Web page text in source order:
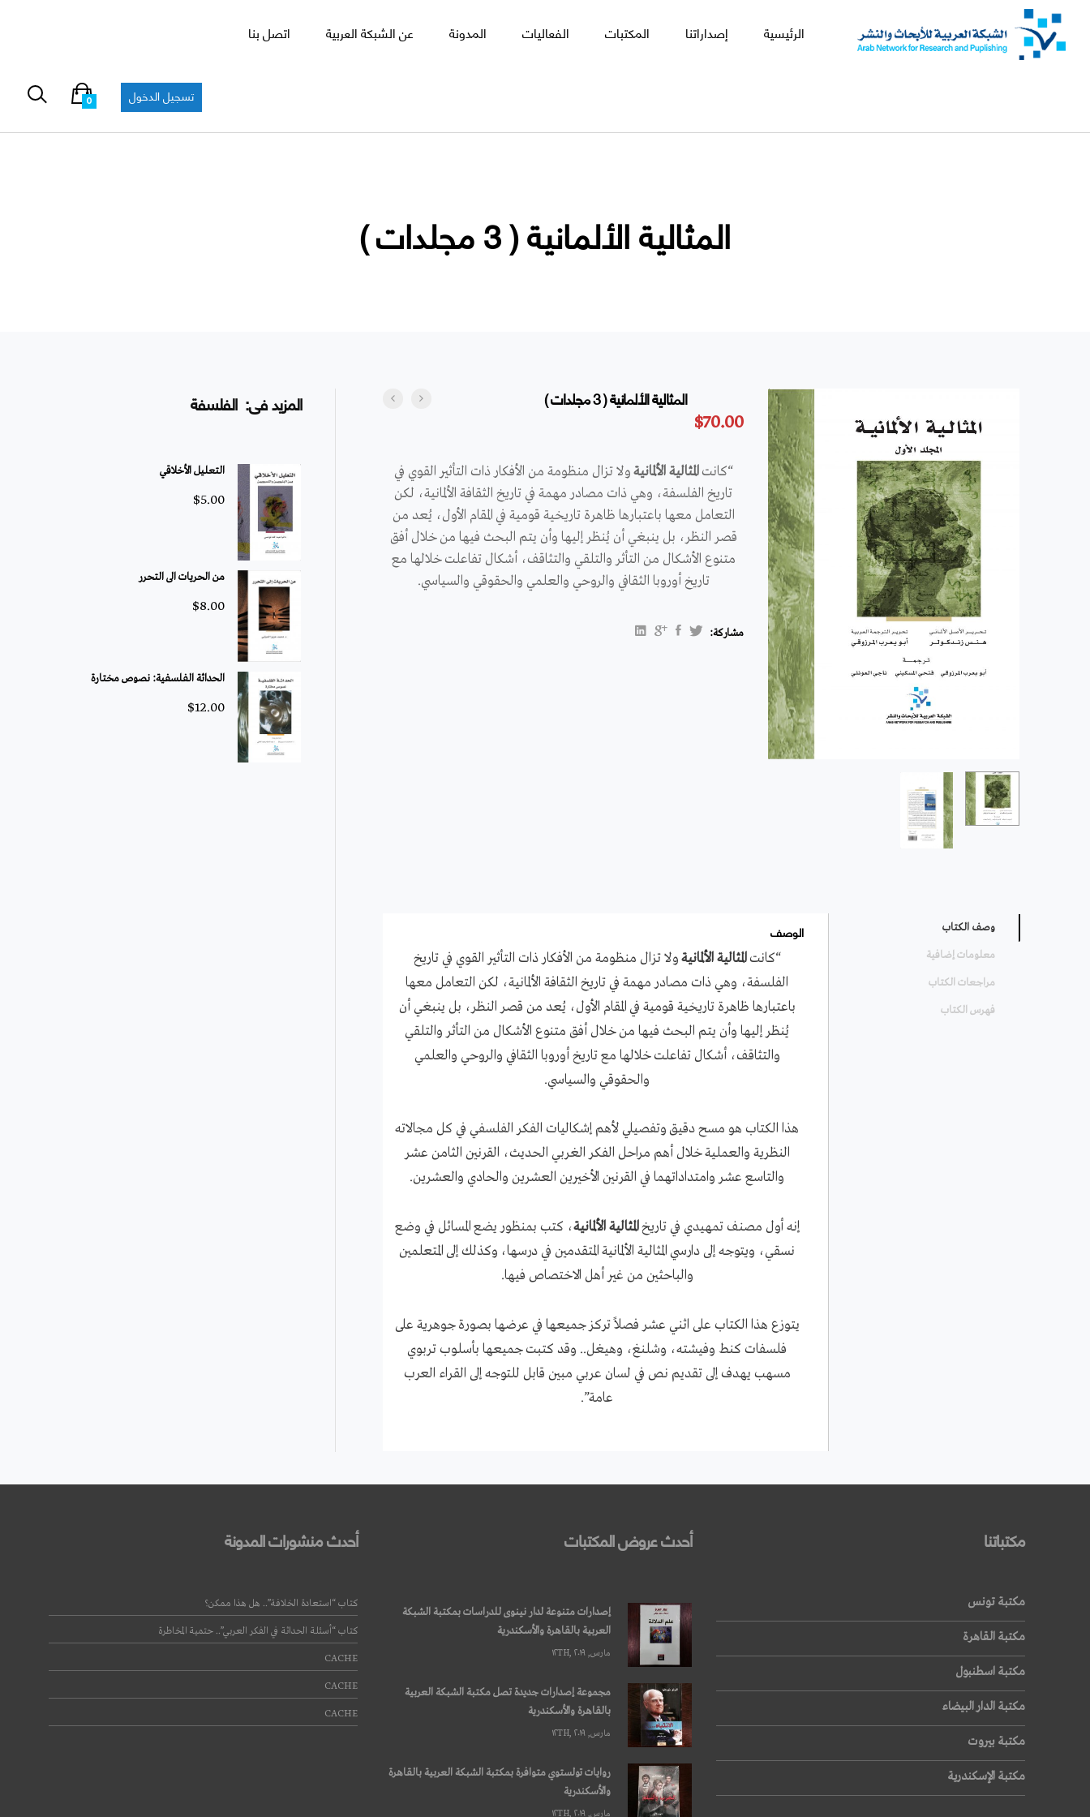
الرئيسية إصداراتنا المكتبات الفعاليات المدونة عن الشبكة العربية اتصل بنا
تسجيل الدخول 0
المثالية الألمانية ( 3 مجلدات )
المثالية الألمانية ( 3 مجلدات )
$70.00
“كانتالمثالية الألمانيةولا تزال منظومة من الأفكار ذات التأثير القوي في
تاريخ الفلسفة، وهي ذات مصادر مهمة في تاريخ الثقافة الألمانية، لكن
التعامل معها باعتبارها ظاهرة تاريخية قومية في المقام الأول، يُعد من
قصر النظر، بل ينبغي أن يُنظر إليها وأن يتم البحث فيها من خلال أفق
متنوع الأشكال من التأثر والتلقي والتثاقف، أشكال تفاعلت خلالها مع
تاريخ أوروبا الثقافي والروحي والعلمي والحقوقي والسياسي.
مشاركة:
وصف الكتاب
معلومات إضافية
مراجعات الكتاب
فهرس الكتاب
الوصف
“كانتالمثالية الألمانيةولا تزال منظومة من الأفكار ذات التأثير القوي في تاريخ
الفلسفة، وهي ذات مصادر مهمة في تاريخ الثقافة الألمانية، لكن التعامل معها
باعتبارها ظاهرة تاريخية قومية في المقام الأول، يُعد من قصر النظر، بل ينبغي أن
يُنظر إليها وأن يتم البحث فيها من خلال أفق متنوع الأشكال من التأثر والتلقي
والتثاقف، أشكال تفاعلت خلالها مع تاريخ أوروبا الثقافي والروحي والعلمي
والحقوقي والسياسي.
هذا الكتاب هو مسح دقيق وتفصيلي لأهم إشكاليات الفكر الفلسفي في كل مجالاته
النظرية والعملية خلال أهم مراحل الفكر الغربي الحديث، القرنين الثامن عشر
والتاسع عشر وامتداداتهما في القرنين الأخيرين العشرين والحادي والعشرين.
إنه أول مصنف تمهيدي في تاريخالمثالية الألمانية، كتب بمنظور يضع المسائل في وضع
نسقي، ويتوجه إلى دارسي المثالية الألمانية المتقدمين في درسها، وكذلك إلى المتعلمين
والباحثين من غير أهل الاختصاص فيها.
يتوزع هذا الكتاب على اثني عشر فصلاً تركز جميعها في عرضها بصورة جوهرية على
فلسفات كنط وفيشته، وشلنغ، وهيغل.. وقد كتبت جميعها بأسلوب تربوي
مسهب يهدف إلى تقديم نص في لسان عربي مبين قابل للتوجه إلى القراء العرب
عامة”.
المزيد فى: الفلسفة
التعليل الأخلاقي
$5.00
من الحريات الى التحرر
$8.00
الحداثة الفلسفية: نصوص مختارة
$12.00
أحدث منشورات المدونة
كتاب “استعادة الخلافة”.. هل هذا ممكن؟
كتاب “أسئلة الحداثة في الفكر العربي”.. حتمية المخاطرة
CACHE
CACHE
CACHE
أحدث عروض المكتبات
إصدارات متنوعة لدار نينوى للدراسات بمكتبة الشبكة
العربية بالقاهرة والأسكندرية
مارس, ۱۲TH, ۲۰۱۹
مجموعة إصدارات جديدة تصل مكتبة الشبكة العربية
بالقاهرة والأسكندرية
مارس, ۱۲TH, ۲۰۱۹
روايات تولستوي متوافرة بمكتبة الشبكة العربية بالقاهرة
والأسكندرية
مارس, ۱۲TH, ۲۰۱۹
مكتباتنا
مكتبة تونس
مكتبة القاهرة
مكتبة اسطنبول
مكتبة الدار البيضاء
مكتبة بيروت
مكتبة الإسكندرية